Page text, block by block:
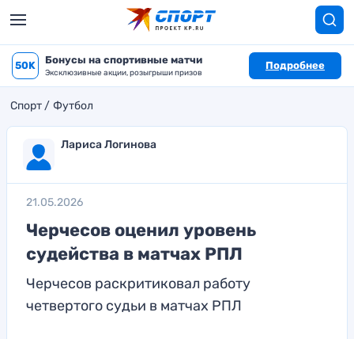
50K Бонусы на спортивные матчи
Эксклюзивные акции, розыгрыши призов
Подробнее
Спорт Футбол
Лариса Логинова
21.05.2026
Черчесов оценил уровень
судейства в матчах РПЛ
Черчесов раскритиковал работу
четвертого судьи в матчах РПЛ